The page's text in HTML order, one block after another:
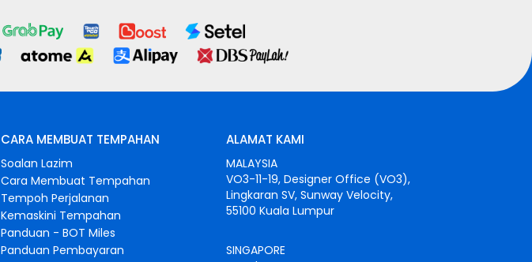
CARA MEMBUAT TEMPAHAN
Soalan Lazim
Cara Membuat Tempahan
Tempoh Perjalanan
Kemaskini Tempahan
Panduan - BOT Miles
Panduan Pembayaran
ALAMAT KAMI
MALAYSIA
VO3-11-19, Designer Office (VO3),
Lingkaran SV, Sunway Velocity,
55100 Kuala Lumpur
SINGAPORE